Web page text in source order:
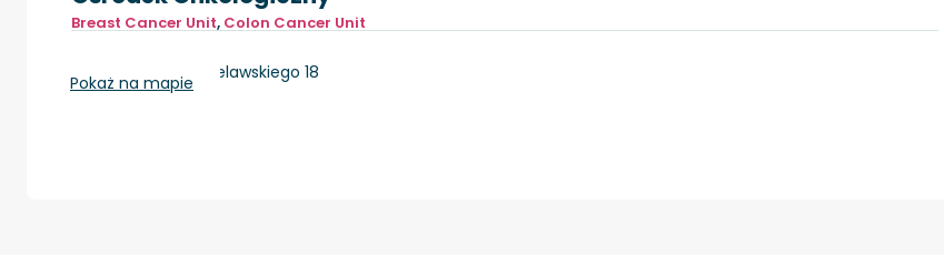
Breast Cancer Unit, Colon Cancer Unit
Brzozów, ul. ks. Bielawskiego 18
Pokaż na mapie